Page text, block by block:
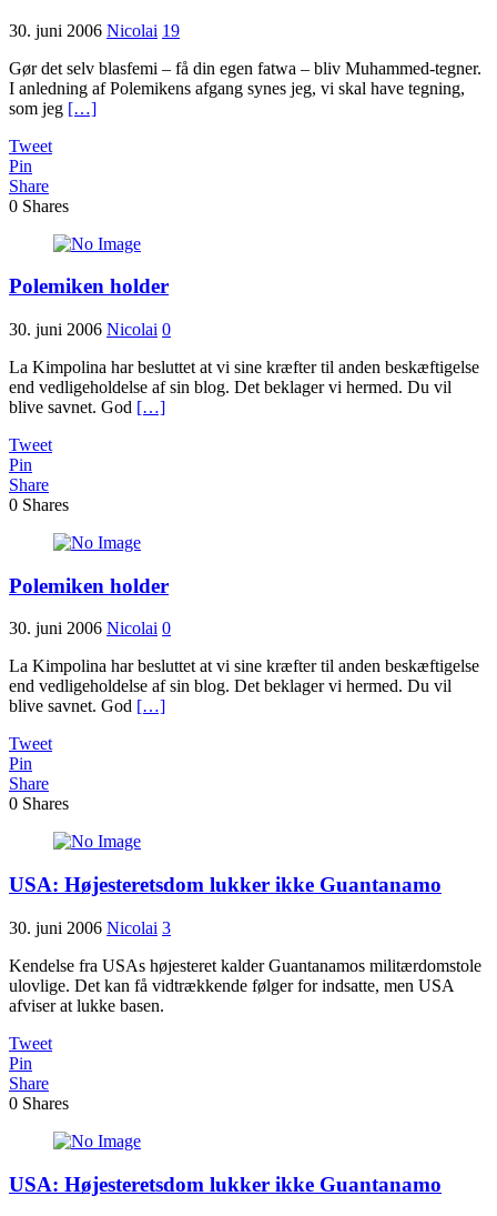
30. juni 2006 Nicolai 19
Gør det selv blasfemi – få din egen fatwa – bliv Muhammed-tegner.
I anledning af Polemikens afgang synes jeg, vi skal have tegning,
som jeg […]
Tweet
Pin
Share
0 Shares
Polemiken holder
30. juni 2006 Nicolai 0
La Kimpolina har besluttet at vi sine kræfter til anden beskæftigelse
end vedligeholdelse af sin blog. Det beklager vi hermed. Du vil
blive savnet. God […]
Tweet
Pin
Share
0 Shares
Polemiken holder
30. juni 2006 Nicolai 0
La Kimpolina har besluttet at vi sine kræfter til anden beskæftigelse
end vedligeholdelse af sin blog. Det beklager vi hermed. Du vil
blive savnet. God […]
Tweet
Pin
Share
0 Shares
USA: Højesteretsdom lukker ikke Guantanamo
30. juni 2006 Nicolai 3
Kendelse fra USAs højesteret kalder Guantanamos militærdomstole
ulovlige. Det kan få vidtrækkende følger for indsatte, men USA
afviser at lukke basen.
Tweet
Pin
Share
0 Shares
USA: Højesteretsdom lukker ikke Guantanamo